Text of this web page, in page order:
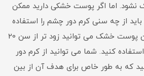
اما اگر پوست خشکی دارید ممکن
از چه سنی کرم دور چشم را استفاده
کنیم. در صورت دارا بودن پوست خشک می توانید زود تر از سن 20
کنید. شما می توانید از کرم دور
که به طور خاص برای هدف آن از بین